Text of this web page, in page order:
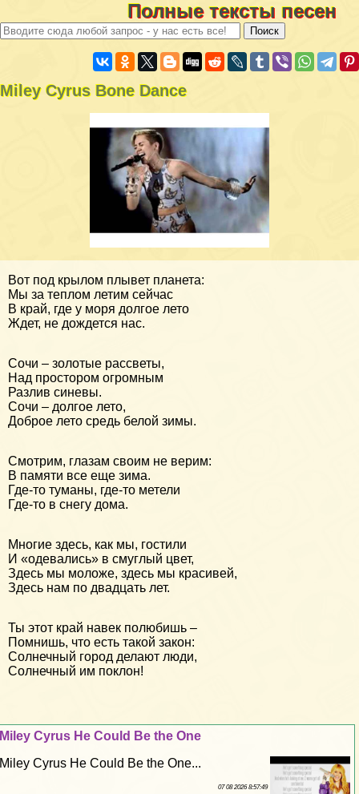
Полные тексты песен
Miley Cyrus Bone Dance
Вот под крылом плывет планета:
Мы за теплом летим сейчас
В край, где у моря долгое лето
Ждет, не дождется нас.
Сочи – золотые рассветы,
Над простором огромным
Разлив синевы.
Сочи – долгое лето,
Доброе лето средь белой зимы.
Смотрим, глазам своим не верим:
В памяти все еще зима.
Где-то туманы, где-то метели
Где-то в снегу дома.
Многие здесь, как мы, гостили
И «одевались» в смуглый цвет,
Здесь мы моложе, здесь мы красивей,
Здесь нам по двадцать лет.
Ты этот край навек полюбишь –
Помнишь, что есть такой закон:
Солнечный город делают люди,
Солнечный им поклон!
Miley Cyrus He Could Be the One
Miley Cyrus He Could Be the One...
07 08 2026 8:57:49